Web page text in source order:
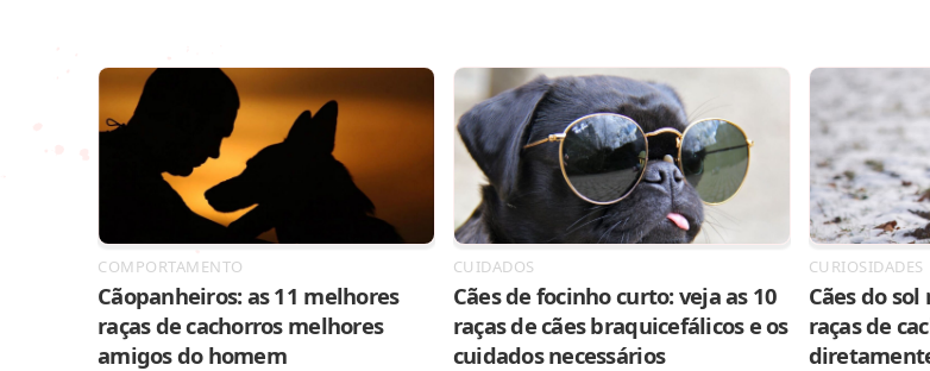
COMPORTAMENTO
Cãopanheiros: as 11 melhores
raças de cachorros melhores
amigos do homem
CUIDADOS
Cães de focinho curto: veja as 10
raças de cães braquicefálicos e os
cuidados necessários
CURIOSIDADES
Cães do
raças de